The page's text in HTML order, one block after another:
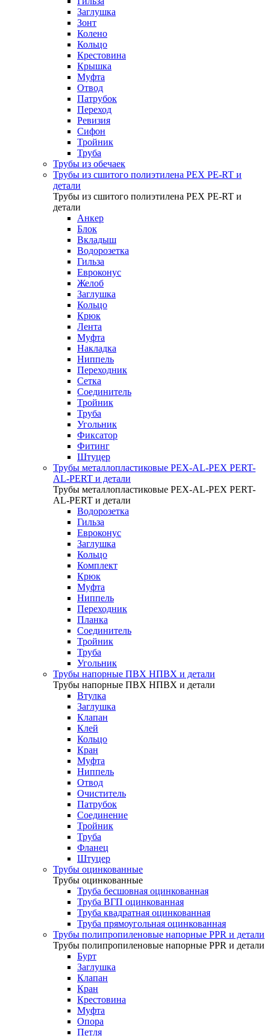
Заглушка
Зонт
Колено
Кольцо
Крестовина
Крышка
Муфта
Отвод
Патрубок
Переход
Ревизия
Сифон
Тройник
Труба
Трубы из обечаек
Трубы из сшитого полиэтилена PEX PE-RT и
детали
Трубы из сшитого полиэтилена PEX PE-RT и
детали
Анкер
Блок
Вкладыш
Водорозетка
Гильза
Евроконус
Желоб
Заглушка
Кольцо
Крюк
Лента
Муфта
Накладка
Ниппель
Переходник
Сетка
Соединитель
Тройник
Труба
Угольник
Фиксатор
Фитинг
Штуцер
Трубы металлопластиковые PEX-AL-PEX PERT-
AL-PERT и детали
Трубы металлопластиковые PEX-AL-PEX PERT-
AL-PERT и детали
Водорозетка
Гильза
Евроконус
Заглушка
Кольцо
Комплект
Крюк
Муфта
Ниппель
Переходник
Планка
Соединитель
Тройник
Труба
Угольник
Трубы напорные ПВХ НПВХ и детали
Трубы напорные ПВХ НПВХ и детали
Втулка
Заглушка
Клапан
Клей
Кольцо
Кран
Муфта
Ниппель
Отвод
Очиститель
Патрубок
Соединение
Тройник
Труба
Фланец
Штуцер
Трубы оцинкованные
Трубы оцинкованные
Труба бесшовная оцинкованная
Труба ВГП оцинкованная
Труба квадратная оцинкованная
Труба прямоугольная оцинкованная
Трубы полипропиленовые напорные PPR и детали
Трубы полипропиленовые напорные PPR и детали
Бурт
Заглушка
Клапан
Кран
Крестовина
Муфта
Опора
Петля